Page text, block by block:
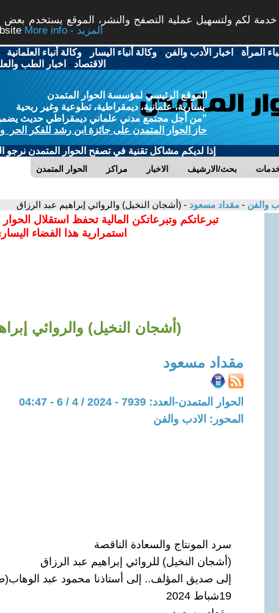
لكم ولتسهيل عملية التصفح والنشر، الموقع يستخدم بعض
More info - المزيد
المرأة - اخبار الأدب والفن -وكالة أنباء اليسار -وكالة أنباء العلمانية
الاقتصاد - اخبار الطب
الموقع الرئيسي لمؤسسة الحوار المتمدن
يسارية، علمانية، ديمقراطية، تطوعية وغير ربحية
"من أجل مجتمع مدني علماني ديمقراطي حديث يضمن
حاز الحوار المتمدن على جائزة ابن رشد للفكر الحر
إذا لديكم مشاكل تقنية في تصفح الحوار المتمدن نرجو
الحوار المتمدن مراكز الاخبار بحث/الارشيف
والفن - مقداد مسعود - (أشجان النخيل) والروائي إبراهيم عبد الرزاق
تبرعاتكم وتبرعاتكن المالية تحفظ استقلال
استمرارية هذا الفضاء
(أشجان النخيل) والروائي
مقداد مسعود
الحوار المتمدن-العدد: 7939 - 2024 / 4 / 6 - 04:47
المحور: الادب والفن
سرد المونتاج والسعادة الناقصة
(أشجان النخيل) للروائي إبراهيم عبد الرزاق
إلى صديق المؤلف.. إلى أستاذنا محمود عبد
19شباط 2024